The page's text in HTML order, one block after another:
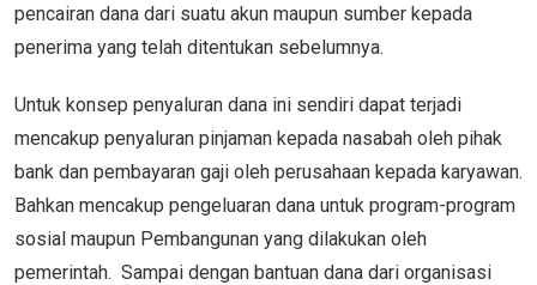
pencairan dana dari suatu akun maupun sumber kepada
penerima yang telah ditentukan sebelumnya.
Untuk konsep penyaluran dana ini sendiri dapat terjadi
mencakup penyaluran pinjaman kepada nasabah oleh pihak
bank dan pembayaran gaji oleh perusahaan kepada karyawan.
Bahkan mencakup pengeluaran dana untuk program-program
sosial maupun Pembangunan yang dilakukan oleh
pemerintah. Sampai dengan bantuan dana dari organisasi